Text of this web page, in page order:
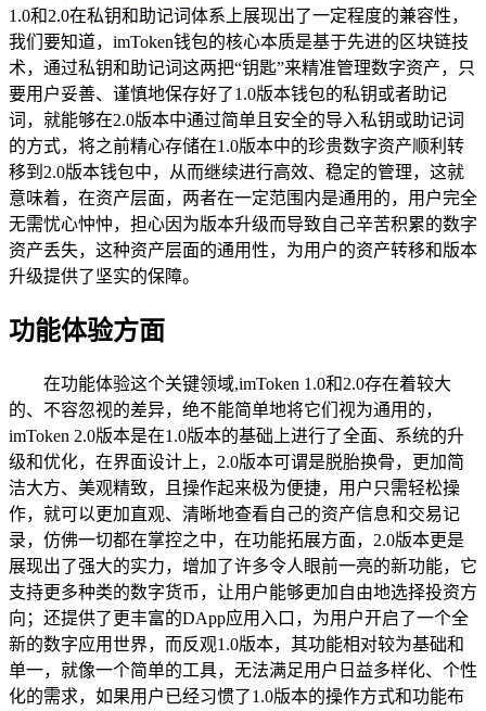
1.0和2.0在私钥和助记词体系上展现出了一定程度的兼容性，
我们要知道，imToken钱包的核心本质是基于先进的区块链技
术，通过私钥和助记词这两把“钥匙”来精准管理数字资产，只
要用户妥善、谨慎地保存好了1.0版本钱包的私钥或者助记
词，就能够在2.0版本中通过简单且安全的导入私钥或助记词
的方式，将之前精心存储在1.0版本中的珍贵数字资产顺利转
移到2.0版本钱包中，从而继续进行高效、稳定的管理，这就
意味着，在资产层面，两者在一定范围内是通用的，用户完全
无需忧心忡忡，担心因为版本升级而导致自己辛苦积累的数字
资产丢失，这种资产层面的通用性，为用户的资产转移和版本
升级提供了坚实的保障。
功能体验方面
在功能体验这个关键领域,imToken 1.0和2.0存在着较大
的、不容忽视的差异，绝不能简单地将它们视为通用的，
imToken 2.0版本是在1.0版本的基础上进行了全面、系统的升
级和优化，在界面设计上，2.0版本可谓是脱胎换骨，更加简
洁大方、美观精致，且操作起来极为便捷，用户只需轻松操
作，就可以更加直观、清晰地查看自己的资产信息和交易记
录，仿佛一切都在掌控之中，在功能拓展方面，2.0版本更是
展现出了强大的实力，增加了许多令人眼前一亮的新功能，它
支持更多种类的数字货币，让用户能够更加自由地选择投资方
向；还提供了更丰富的DApp应用入口，为用户开启了一个全
新的数字应用世界，而反观1.0版本，其功能相对较为基础和
单一，就像一个简单的工具，无法满足用户日益多样化、个性
化的需求，如果用户已经习惯了1.0版本的操作方式和功能布